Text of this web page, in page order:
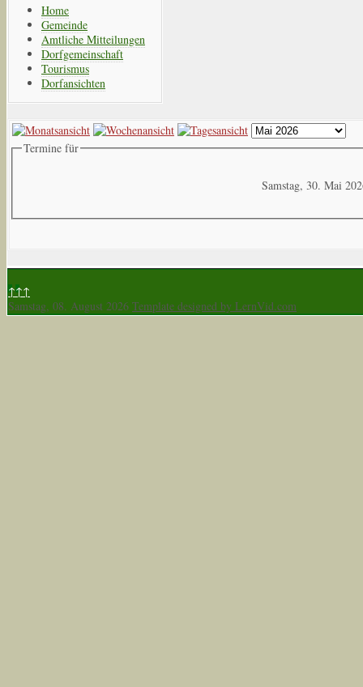
Home
Gemeinde
Amtliche Mitteilungen
Dorfgemeinschaft
Tourismus
Dorfansichten
Termine für
Samstag, 30. Mai
↑↑↑
Samstag, 08. August 2026 Template designed by LernVid.com